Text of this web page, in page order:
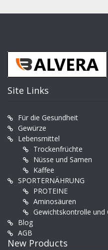
Site Links
Für die Gesundheit
Gewürze
Lebensmittel
Trockenfrüchte
Nüsse und Samen
Kaffee
SPORTERNÄHRUNG
PROTEINE
Aminosäuren
Gewichtskontrolle und
Blog
AGB
New Products